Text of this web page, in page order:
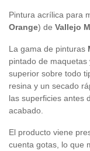
Pintura acrílica para
Orange) de Vallejo
La gama de pinturas
pintado de
superior sobre todo
resina y un secado
las superficies antes
acabado.
El producto viene
cuenta gotas, lo que